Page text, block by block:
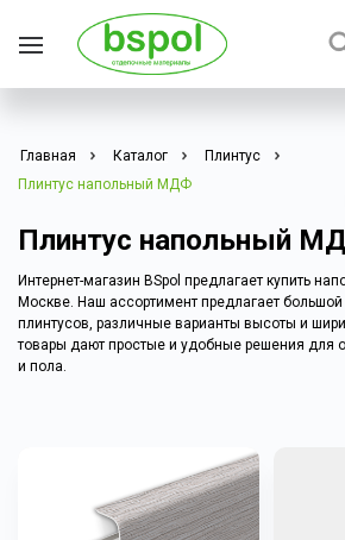
Главная Каталог
Плинтус
Плинтус напольный МДФ
Плинтус напольный
Интернет-магазин BSpol предлагает купить
Москве. Наш ассортимент предлагает
плинтусов, различные варианты высоты и
товары дают простые и удобные решения для
и пола.